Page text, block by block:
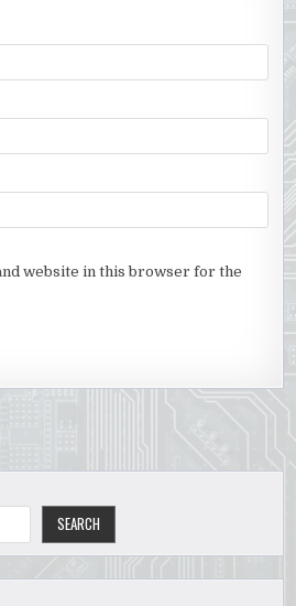
website in this browser for the
SEARCH